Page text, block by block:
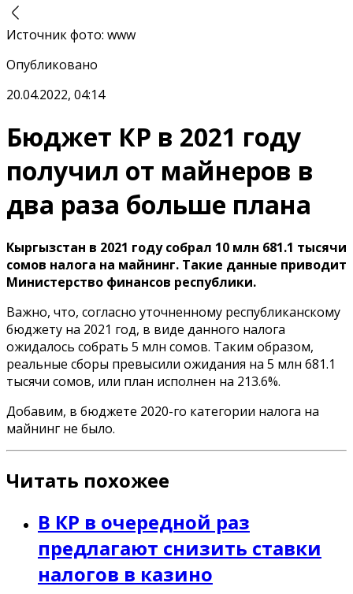
Источник фото: www
Опубликовано
20.04.2022, 04:14
Бюджет КР в 2021 году
получил от майнеров в
два раза больше плана
Кыргызстан в 2021 году собрал 10 млн 681.1 тысячи
сомов налога на майнинг. Такие данные приводит
Министерство финансов республики.
Важно, что, согласно уточненному республиканскому
бюджету на 2021 год, в виде данного налога
ожидалось собрать 5 млн сомов. Таким образом,
реальные сборы превысили ожидания на 5 млн 681.1
тысячи сомов, или план исполнен на 213.6%.
Добавим, в бюджете 2020-го категории налога на
майнинг не было.
Читать похожее
В КР в очередной раз
предлагают снизить ставки
налогов в казино